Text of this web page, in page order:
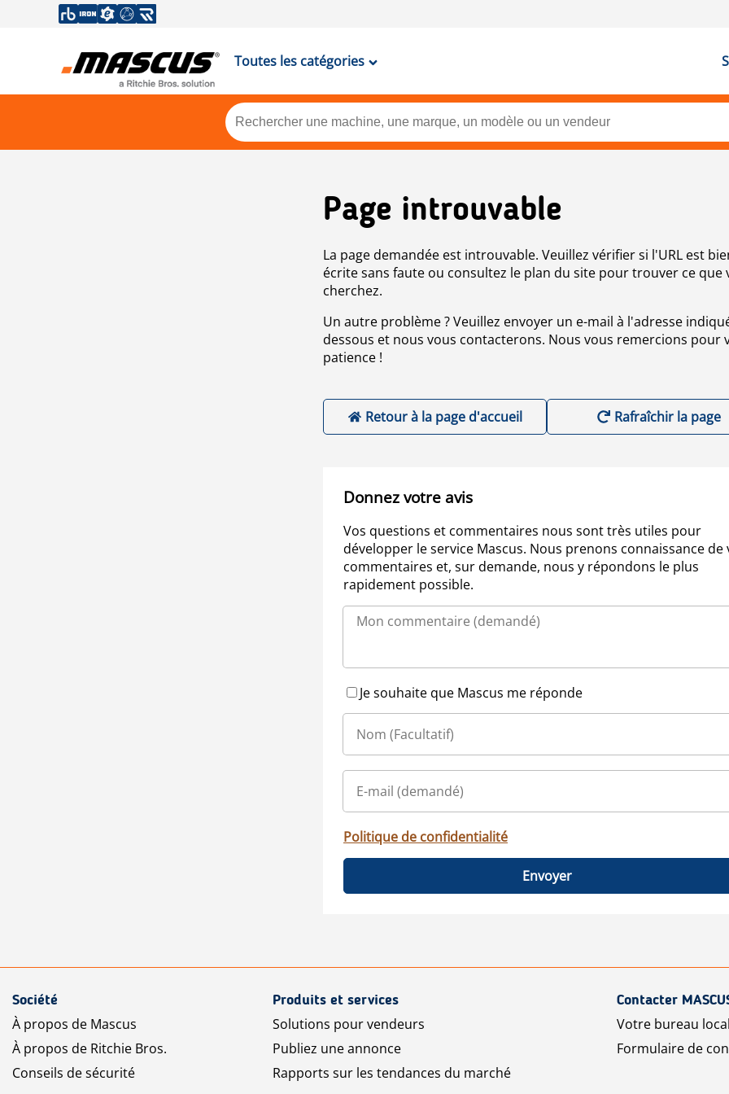
Toutes les catégories
Page introuvable
La page demandée est introuvable. Veuillez vérifier si l'URL est
écrite sans faute ou consultez le plan du site pour trouver ce que
cherchez.
Un autre problème ? Veuillez envoyer un e-mail à l'adresse
dessous et nous vous contacterons. Nous vous remercions pour
patience !
Retour à la page d'accueil Rafraîchir la page
Donnez votre avis
Vos questions et commentaires nous sont très utiles pour
développer le service Mascus. Nous prenons connaissance de
commentaires et, sur demande, nous y répondons le plus
rapidement possible.
Je souhaite que Mascus me réponde
Politique de confidentialité
Envoyer
Société
À propos de Mascus
À propos de Ritchie Bros.
Conseils de sécurité
Produits et services
Solutions pour vendeurs
Publiez une annonce
Rapports sur les tendances du marché
Contacter
Votre bureau
Formulaire de